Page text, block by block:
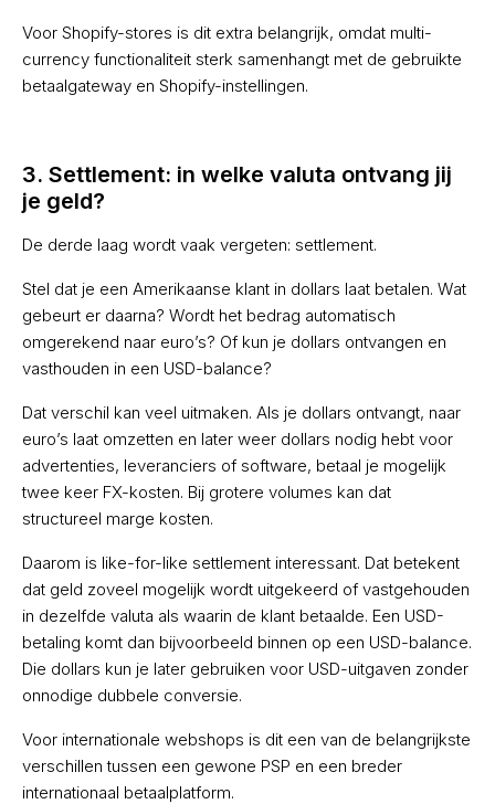
Voor Shopify-stores is dit extra belangrijk, omdat multi-
currency functionaliteit sterk samenhangt met de gebruikte
betaalgateway en Shopify-instellingen.
3. Settlement: in welke valuta ontvang jij
je geld?
De derde laag wordt vaak vergeten: settlement.
Stel dat je een Amerikaanse klant in dollars laat betalen. Wat
gebeurt er daarna? Wordt het bedrag automatisch
omgerekend naar euro’s? Of kun je dollars ontvangen en
vasthouden in een USD-balance?
Dat verschil kan veel uitmaken. Als je dollars ontvangt, naar
euro’s laat omzetten en later weer dollars nodig hebt voor
advertenties, leveranciers of software, betaal je mogelijk
twee keer FX-kosten. Bij grotere volumes kan dat
structureel marge kosten.
Daarom is like-for-like settlement interessant. Dat betekent
dat geld zoveel mogelijk wordt uitgekeerd of vastgehouden
in dezelfde valuta als waarin de klant betaalde. Een USD-
betaling komt dan bijvoorbeeld binnen op een USD-balance.
Die dollars kun je later gebruiken voor USD-uitgaven zonder
onnodige dubbele conversie.
Voor internationale webshops is dit een van de belangrijkste
verschillen tussen een gewone PSP en een breder
internationaal betaalplatform.